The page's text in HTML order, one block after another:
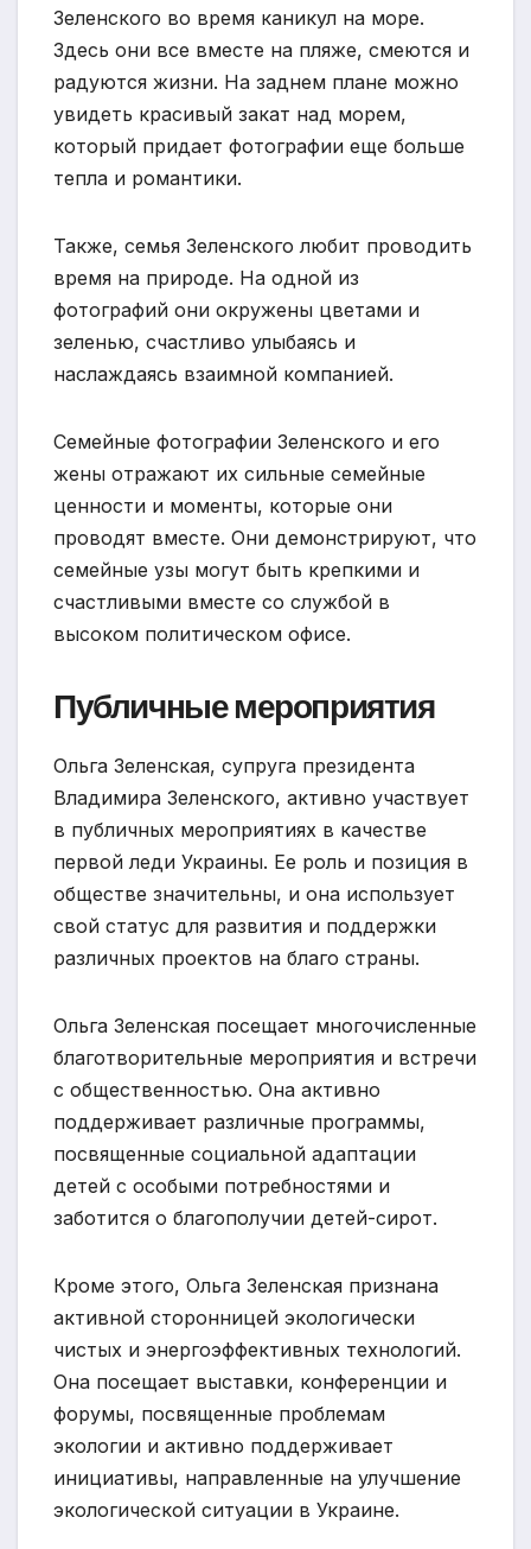
Зеленского во время каникул на море.
Здесь они все вместе на пляже, смеются и
радуются жизни. На заднем плане можно
увидеть красивый закат над морем,
который придает фотографии еще больше
тепла и романтики.
Также, семья Зеленского любит проводить
время на природе. На одной из
фотографий они окружены цветами и
зеленью, счастливо улыбаясь и
наслаждаясь взаимной компанией.
Семейные фотографии Зеленского и его
жены отражают их сильные семейные
ценности и моменты, которые они
проводят вместе. Они демонстрируют, что
семейные узы могут быть крепкими и
счастливыми вместе со службой в
высоком политическом офисе.
Публичные мероприятия
Ольга Зеленская, супруга президента
Владимира Зеленского, активно участвует
в публичных мероприятиях в качестве
первой леди Украины. Ее роль и позиция в
обществе значительны, и она использует
свой статус для развития и поддержки
различных проектов на благо страны.
Ольга Зеленская посещает многочисленные
благотворительные мероприятия и встречи
с общественностью. Она активно
поддерживает различные программы,
посвященные социальной адаптации
детей с особыми потребностями и
заботится о благополучии детей-сирот.
Кроме этого, Ольга Зеленская признана
активной сторонницей экологически
чистых и энергоэффективных технологий.
Она посещает выставки, конференции и
форумы, посвященные проблемам
экологии и активно поддерживает
инициативы, направленные на улучшение
экологической ситуации в Украине.